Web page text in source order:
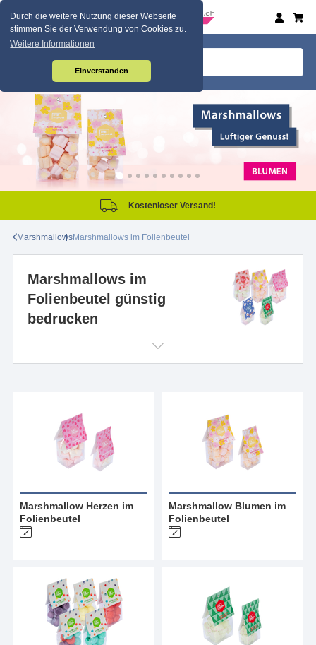
Durch die weitere Nutzung dieser Webseite
stimmen Sie der Verwendung von Cookies zu.
Weitere Informationen
Einverstanden
Kostenloser Versand!
MarshmallowsMarshmallows im Folienbeutel
Marshmallows im
Folienbeutel günstig
bedrucken
Marshmallow Herzen im
Folienbeutel
Marshmallow Blumen im
Folienbeutel